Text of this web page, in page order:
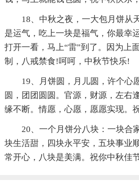
18、中秋之夜，一大包月饼从
是运气，吃上一块是福气，你最幸
打开一看，马上“雷”到了。因为上
制，八戒禁食!呵呵，中秋节快乐!
19、月饼圆，月儿圆，许个心
圆，团团圆圆。官源，财源，左右
缘不断。情愿，心愿，愿愿实现。
20、一个月饼分八块：一块合
块生活甜，四块永平安，五块事业
常开心，八块是美满。祝你中秋佳